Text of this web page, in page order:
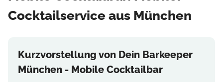
Cocktailservice aus München
Kurzvorstellung von Dein Barkeeper
München - Mobile Cocktailbar